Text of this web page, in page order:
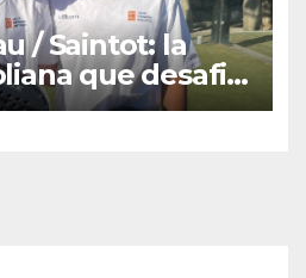
/ Saintot: la
que desafia
1